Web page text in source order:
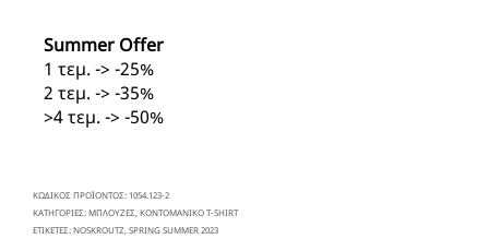
ποσότητα
Summer Offer
1 τεμ. -> -25%
2 τεμ. -> -35%
>4 τεμ. -> -50%
ΚΩΔΙΚΌΣ ΠΡΟΪΌΝΤΟΣ: 1054.123-2
ΚΑΤΗΓΟΡΊΕΣ:ΜΠΛΟΥΖΕΣ ΚΟΝΤΟΜΑΝΙΚΟ T-SHIRT
ΕΤΙΚΈΤΕΣ:NOSKROUTZ SPRING SUMMER 2023